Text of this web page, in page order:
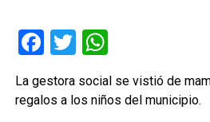
Facebook
TwitterWhatsApp
La gestora social se vistió de
regalos a los niños del municipio.